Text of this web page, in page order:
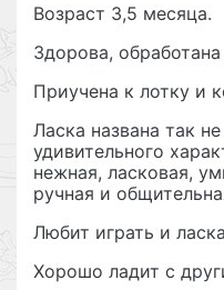
Возраст 3,5 месяца.
Здорова,
Приучена к лотку и
Ласка названа так
удивительного
нежная, ласковая,
ручная и
Любит играть и
Хорошо ладит с